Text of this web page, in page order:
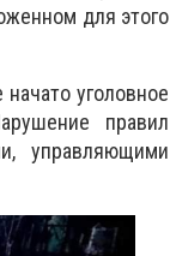
для этого
уголовное
правил
управляющими